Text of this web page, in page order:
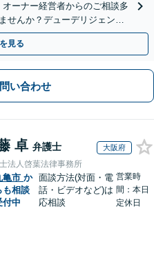
ーナー経営者からのご相談多
せんか？デューデリジェンス
【初回無料】
見る
い合わせ
卓 弁護士 大阪府
法人啓葉法律事務所
亀市 か
も相談
付中
面談方法(対面・電
話・ビデオなど)は
応相談
営業時
間：本日
定休日